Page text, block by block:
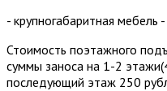
- крупногабаритная
Стоимость поэтажного
суммы заноса на 1-2
последующий этаж 250